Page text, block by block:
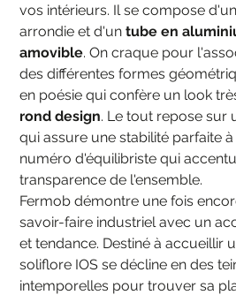
vos intérieurs. Il se compose
arrondie et d'untube en
amovible. On craque pour
des différentes formes
en poésie qui confère un look
rond design. Le tout repose sur
qui assure une stabilité parfaite
numéro d'équilibriste qui
transparence de l'ensemble.
Fermob démontre une fois
savoir-faire industriel avec un
et tendance. Destiné à accueillir
soliflore IOS se décline en des
intemporelles pour trouver sa